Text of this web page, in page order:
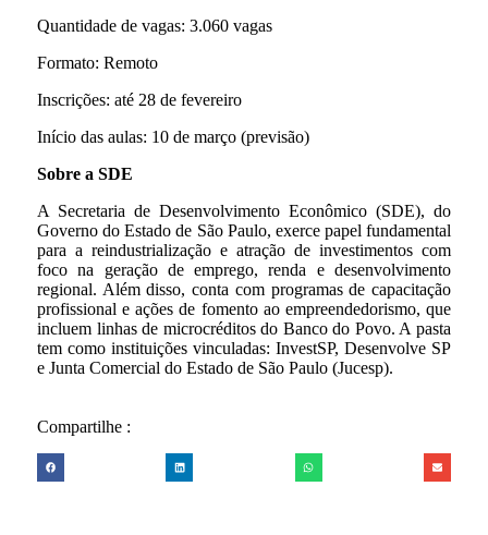
Quantidade de vagas: 3.060 vagas
Formato: Remoto
Inscrições: até 28 de fevereiro
Início das aulas: 10 de março (previsão)
Sobre a SDE
A Secretaria de Desenvolvimento Econômico (SDE), do
Governo do Estado de São Paulo, exerce papel fundamental
para a reindustrialização e atração de investimentos com
foco na geração de emprego, renda e desenvolvimento
regional. Além disso, conta com programas de capacitação
profissional e ações de fomento ao empreendedorismo, que
incluem linhas de microcréditos do Banco do Povo. A pasta
tem como instituições vinculadas: InvestSP, Desenvolve SP
e Junta Comercial do Estado de São Paulo (Jucesp).
Compartilhe :